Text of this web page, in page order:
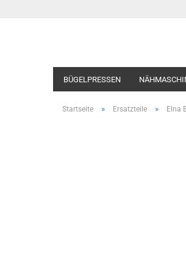
BÜGELPRESSEN
Startseite » Ersatzteile » Elna